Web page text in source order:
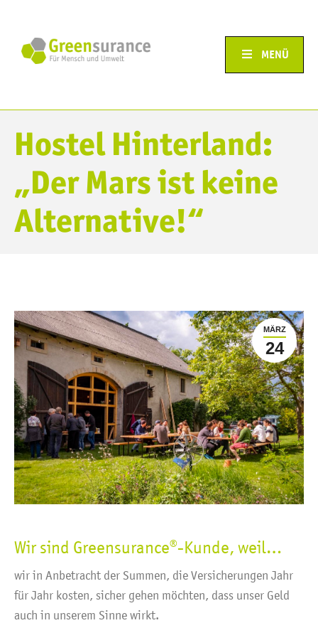
MENÜ
Hostel Hinterland:
„Der Mars ist keine
Alternative!“
MÄRZ
24
Wir sind Greensurance®-Kunde, weil…
wir in Anbetracht der Summen, die Versicherungen Jahr
für Jahr kosten, sicher gehen möchten, dass unser Geld
auch in unserem Sinne wirkt.